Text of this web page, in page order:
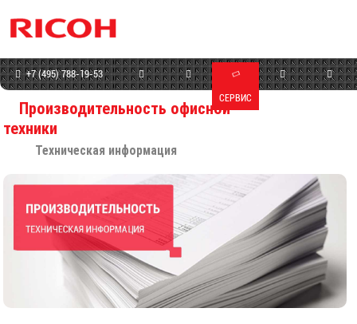
+7 (495) 788-19-53
СЕРВИС
Производительность офисной
техники
Техническая информация